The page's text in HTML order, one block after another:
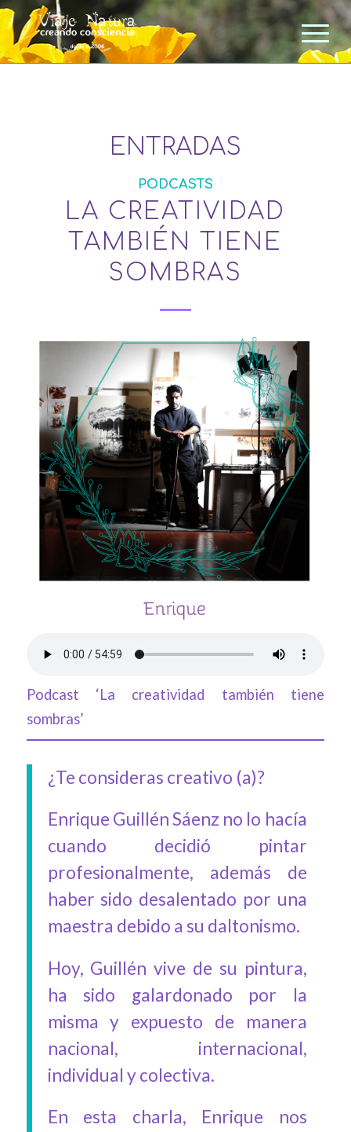
ENTRADAS
PODCASTS
LA CREATIVIDAD
TAMBIÉN TIENE
SOMBRAS
Podcast ‘La creatividad también tiene
sombras’
¿Te consideras creativo (a)?
Enrique Guillén Sáenz no lo hacía
cuando decidió pintar
profesionalmente, además de
haber sido desalentado por una
maestra debido a su daltonismo.
Hoy, Guillén vive de su pintura,
ha sido galardonado por la
misma y expuesto de manera
nacional, internacional,
individual y colectiva.
En esta charla, Enrique nos